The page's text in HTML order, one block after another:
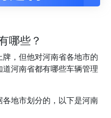
哪些？
，但他对河南省各地市的
河南省都有哪些车辆管理
地市划分的，以下是河南